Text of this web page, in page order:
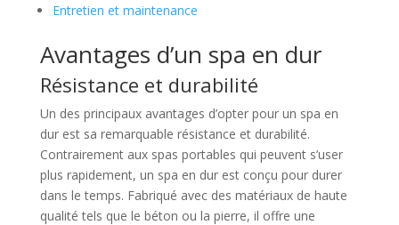
Entretien et maintenance
Avantages d’un spa en dur
Résistance et durabilité
Un des principaux avantages d’opter pour un spa en
dur est sa remarquable résistance et durabilité.
Contrairement aux spas portables qui peuvent s’user
plus rapidement, un spa en dur est conçu pour durer
dans le temps. Fabriqué avec des matériaux de haute
qualité tels que le béton ou la pierre, il offre une